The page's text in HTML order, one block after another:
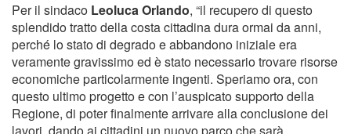
Per il sindaco LeolucaOrlando, “il recupero di questo
splendido tratto della costa cittadina dura ormai da anni,
perché lo stato di degrado e abbandono iniziale era
veramente gravissimo ed è stato necessario trovare risorse
economiche particolarmente ingenti. Speriamo ora, con
questo ultimo progetto e con l’auspicato supporto della
Regione, di poter finalmente arrivare alla conclusione dei